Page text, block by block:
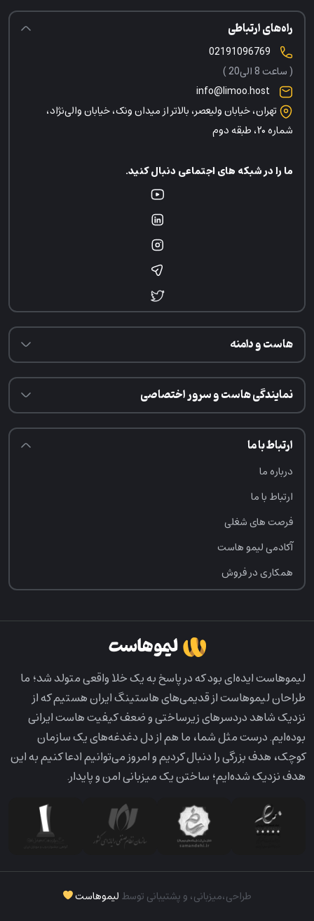
هاست و دامنه
نمایندگی هاست و سرور اختصاصی
ارتباط با ما
درباره ما
ارتباط با ما
فرصت‌ های شغلی
آکادمی لیمو هاست
همکاری در فروش
راه‌های ارتباطی
( ساعت 8 الی20 )
info@limoo.host
تهران، خیابان ولیعصر، بالاتر از میدان ونک، خیابان والی‌نژاد،
شماره ۲۰، طبقه دوم
ما را در شبکه های اجتماعی دنبال کنید.
لیمو‌هاست ایده‌ای بود که در پاسخ به یک خلا واقعی متولد شد؛ ما
طراحان لیمو‌هاست از قدیمی‌های هاستینگ ایران هستیم که از
نزدیک شاهد دردسرهای زیرساختی و ضعف کیفیت هاست ایرانی
بوده‌ایم. درست مثل شما، ما هم از دل دغدغه‌های یک سازمان
کوچک، هدف بزرگی را دنبال کردیم و امروز می‌توانیم ادعا کنیم به این
هدف نزدیک شده‌ایم؛ ساختن یک میزبانی امن و پایدار.
طراحی،‌میزبانی، و پشتیبانی توسطلیموهاست